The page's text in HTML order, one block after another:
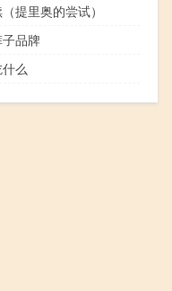
提里奥的尝试）
品牌
么